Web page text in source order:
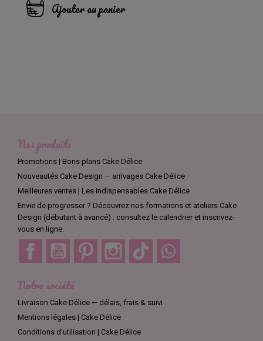
Ajouter au panier
Nos produits
Promotions | Bons plans Cake Délice
Nouveautés Cake Design — arrivages Cake Délice
Meilleures ventes | Les indispensables Cake Délice
Envie de progresser ? Découvrez nos formations et ateliers Cake
Design (débutant à avancé) : consultez le calendrier et inscrivez-
vous en ligne.
Facebook YouTube Pinterest Instagram TikTok
Notre société
Livraison Cake Délice — délais, frais & suivi
Mentions légales | Cake Délice
Conditions d’utilisation | Cake Délice